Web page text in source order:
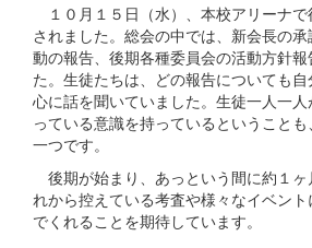
１０月１５日（水）、本校アリーナ
されました。総会の中では、新会長の
動の報告、後期各種委員会の活動方針
た。生徒たちは、どの報告についても
心に話を聞いていました。生徒一人一
っている意識を持っているということ
一つです。
後期が始まり、あっという間に約１ヶ
れから控えている考査や様々なイベン
でくれることを期待しています。